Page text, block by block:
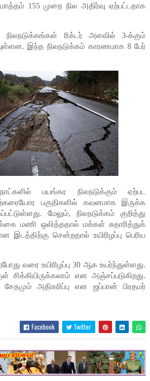
155 முறை நில அதிர்வு ஏற்பட்டதாக
நிலநடுக்கங்கள் ரிக்டர் அளவில் 3-க்கும்
இந்த நிலநடுக்கம் காரணமாக 8 பேர்
பயங்கர நிலநடுக்கும் ஏற்பட
பகுதிகளில் கவனமாக இருக்க
மேலும், நிலநடுக்கம் குறித்து
மணி ஒலித்ததால் மக்கள் சுதாரித்துக்
இடத்திற்கு சென்றதால் உயிரிழப்பு பெரிய
வரை உயிரிழப்பு 30 ஆக உயர்ந்துள்ளது.
சிக்கியிருக்கலாம் என அஞ்சப்படுகிறது.
சேதமும் அதிகரிப்பு என ஜப்பான் பிரதமர்
Facebook Twitter